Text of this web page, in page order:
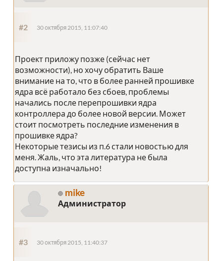
#2 30 октября 2015, 11:07:40
Проект приложу позже (сейчас нет
возможности), но хочу обратить Ваше
внимание на то, что в более ранней прошивке
ядра всё работало без сбоев, проблемы
начались после перепрошивки ядра
контроллера до более новой версии. Может
стоит посмотреть последние изменения в
прошивке ядра?
Некоторые тезисы из п.6 стали новостью для
меня. Жаль, что эта литература не была
доступна изначально!
mike
Администратор
#3 30 октября 2015, 11:40:37